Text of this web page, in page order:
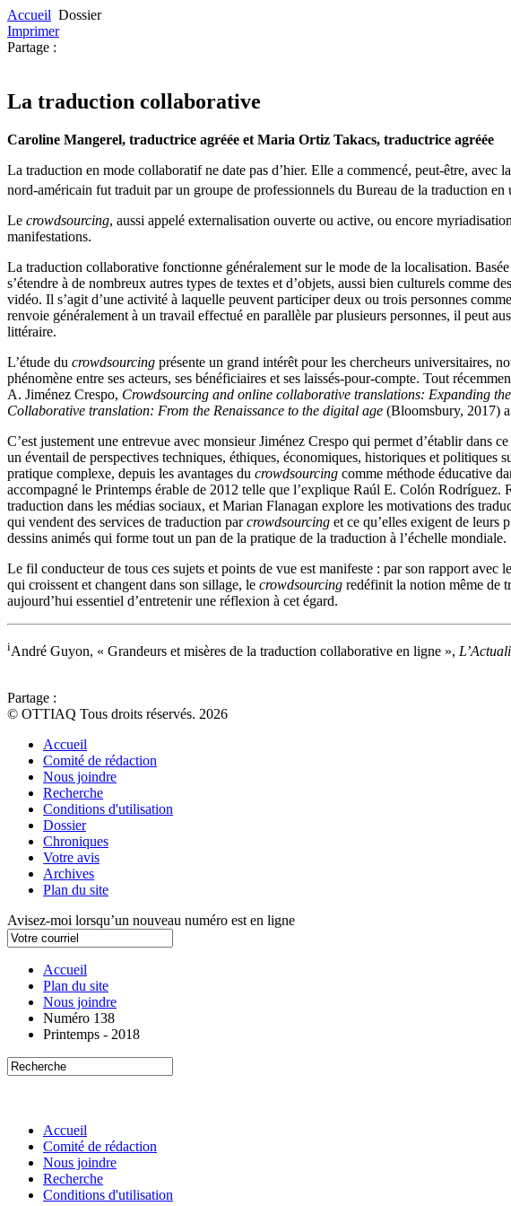
Accueil Dossier
Imprimer
Partage :
La traduction collaborative
Caroline Mangerel, traductrice agréée et Maria Ortiz Takacs, traductrice agréée
La traduction en mode collaboratif ne date pas d’hier. Elle a commencé, peut-être,
nord-américain fut traduit par un groupe de professionnels du Bureau de la traduction en
Le crowdsourcing, aussi appelé externalisation ouverte ou active, ou encore
manifestations.
La traduction collaborative fonctionne généralement sur le mode de la localisation.
s’étendre à de nombreux autres types de textes et d’objets, aussi bien culturels comme
vidéo. Il s’agit d’une activité à laquelle peuvent participer deux ou trois personnes
renvoie généralement à un travail effectué en parallèle par plusieurs personnes, il peut
littéraire.
L’étude du crowdsourcing présente un grand intérêt pour les chercheurs universitaires,
phénomène entre ses acteurs, ses bénéficiaires et ses laissés-pour-compte. Tout
A. Jiménez Crespo, Crowdsourcing and online collaborative translations: Expanding
Collaborative translation: From the Renaissance to the digital age (Bloomsbury, 2017)
C’est justement une entrevue avec monsieur Jiménez Crespo qui permet d’établir dans
un éventail de perspectives techniques, éthiques, économiques, historiques et politiques
pratique complexe, depuis les avantages du crowdsourcing comme méthode éducative
accompagné le Printemps érable de 2012 telle que l’explique Raúl E. Colón
traduction dans les médias sociaux, et Marian Flanagan explore les motivations des
qui vendent des services de traduction parcrowdsourcing et ce qu’elles exigent de leurs
dessins animés qui forme tout un pan de la pratique de la traduction à l’échelle mondiale.
Le fil conducteur de tous ces sujets et points de vue est manifeste : par son rapport
qui croissent et changent dans son sillage, le crowdsourcing redéfinit la notion même de
aujourd’hui essentiel d’entretenir une réflexion à cet égard.
iAndré Guyon, « Grandeurs et misères de la traduction collaborative en ligne »,
Partage :
© OTTIAQ Tous droits réservés. 2026
Accueil
Comité de rédaction
Nous joindre
Recherche
Conditions d'utilisation
Dossier
Chroniques
Votre avis
Archives
Plan du site
Avisez-moi lorsqu’un nouveau numéro est en ligne
Accueil
Plan du site
Nous joindre
Numéro 138
Printemps - 2018
Accueil
Comité de rédaction
Nous joindre
Recherche
Conditions d'utilisation